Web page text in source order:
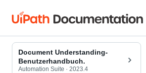
Document Understanding-
Benutzerhandbuch.
Automation Suite · 2023.4